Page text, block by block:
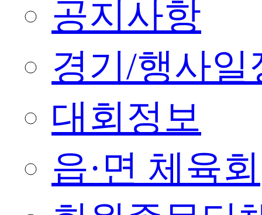
공지사항
경기/행사일
대회정보
읍·면 체육회